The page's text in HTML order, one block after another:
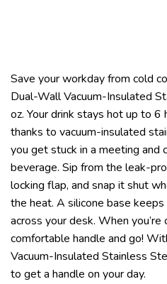
Save your workday from cold
Dual-Wall Vacuum-Insulated
oz. Your drink stays hot up to
thanks to vacuum-insulated
you get stuck in a meeting and
beverage. Sip from the leak-
locking flap, and snap it shut
the heat. A silicone base
across your desk. When
comfortable handle and go!
Vacuum-Insulated Stainless
to get a handle on your day.